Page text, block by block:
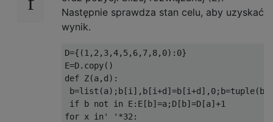
Następnie sprawdza stan celu, aby uzyskać
wynik.
D={(1,2,3,4,5,6,7,8,0):0}
E=D.copy()
def Z(a,d):
b=list(a);b[i],b[i+d]=b[i+d],0;b=tuple(b)
if b not in E:E[b]=a;D[b]=D[a]+1
for x in' '*32: